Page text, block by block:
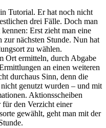
Tutorial. Er hat noch nicht
drei Fälle. Doch man
Erst zieht man eine
nächsten Stunde. Nun hat
zu wählen.
Ort ermitteln, durch Abgabe
an einen weiteren
durchaus Sinn, denn die
genutzt wurden – und mit
Aktionsscheiben
für den Verzicht einer
gewählt, geht man mit der